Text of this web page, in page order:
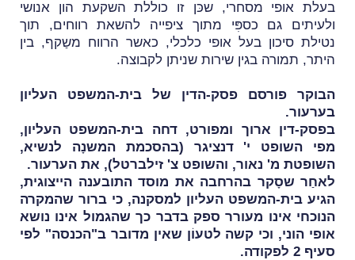
בעלת אופי מסחרי, שכּן זו כוללת השקעת הון אנושי
ולעיתים גם כספִּי מתוך ציפייה להשאת רווחים, תוך
נטילת סיכון בעל אופי כלכלי, כאשר הרווח משַקף, בין
היתר, תמורה בגין שירות שניתן לקבוצה.
הבוקר פורסם פסק-הדין של בית-המשפט העליון
בערעור.
בפסק-דין ארוך ומפורט, דחה בית-המשפט העליון,
מפי השופט י' דנציגר (בהסכמת המשנָה לנשיא,
השופטת מ' נאור, והשופט צ' זילברטל), את הערעור.
לאחַר שסָקר בהרחבה את מוסד התובענה הייצוגית,
הגיע בית-המשפט העליון למסקנה, כי ברור שהמקרה
הנוכחי אינו מעורר ספק בדבר כך שהגמול אינו נושא
אופי הוני, וכי קשה לטעוֹן שאין מדובר ב"הכנסה" לפי
סעיף 2 לפקודה.